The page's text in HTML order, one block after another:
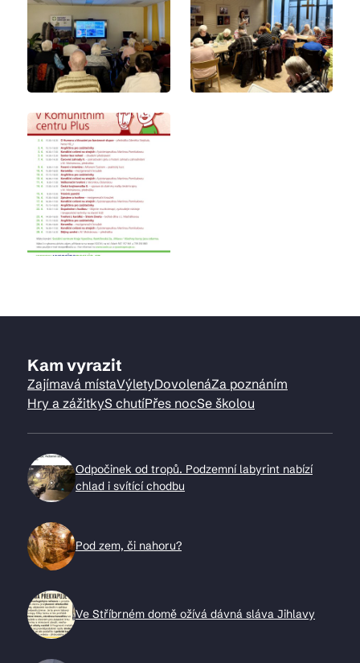
Kam vyrazit
Zajímavá místaVýletyDovolenáZa poznáním
Hry a zážitkyS chutíPřes nocSe školou
Odpočinek od tropů. Podzemní labyrint nabízí
chlad i svítící chodbu
Pod zem, či nahoru?
Ve Stříbrném domě ožívá dávná sláva Jihlavy